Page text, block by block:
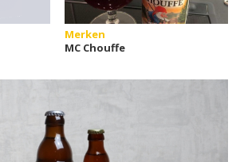
Merken
MC Chouffe